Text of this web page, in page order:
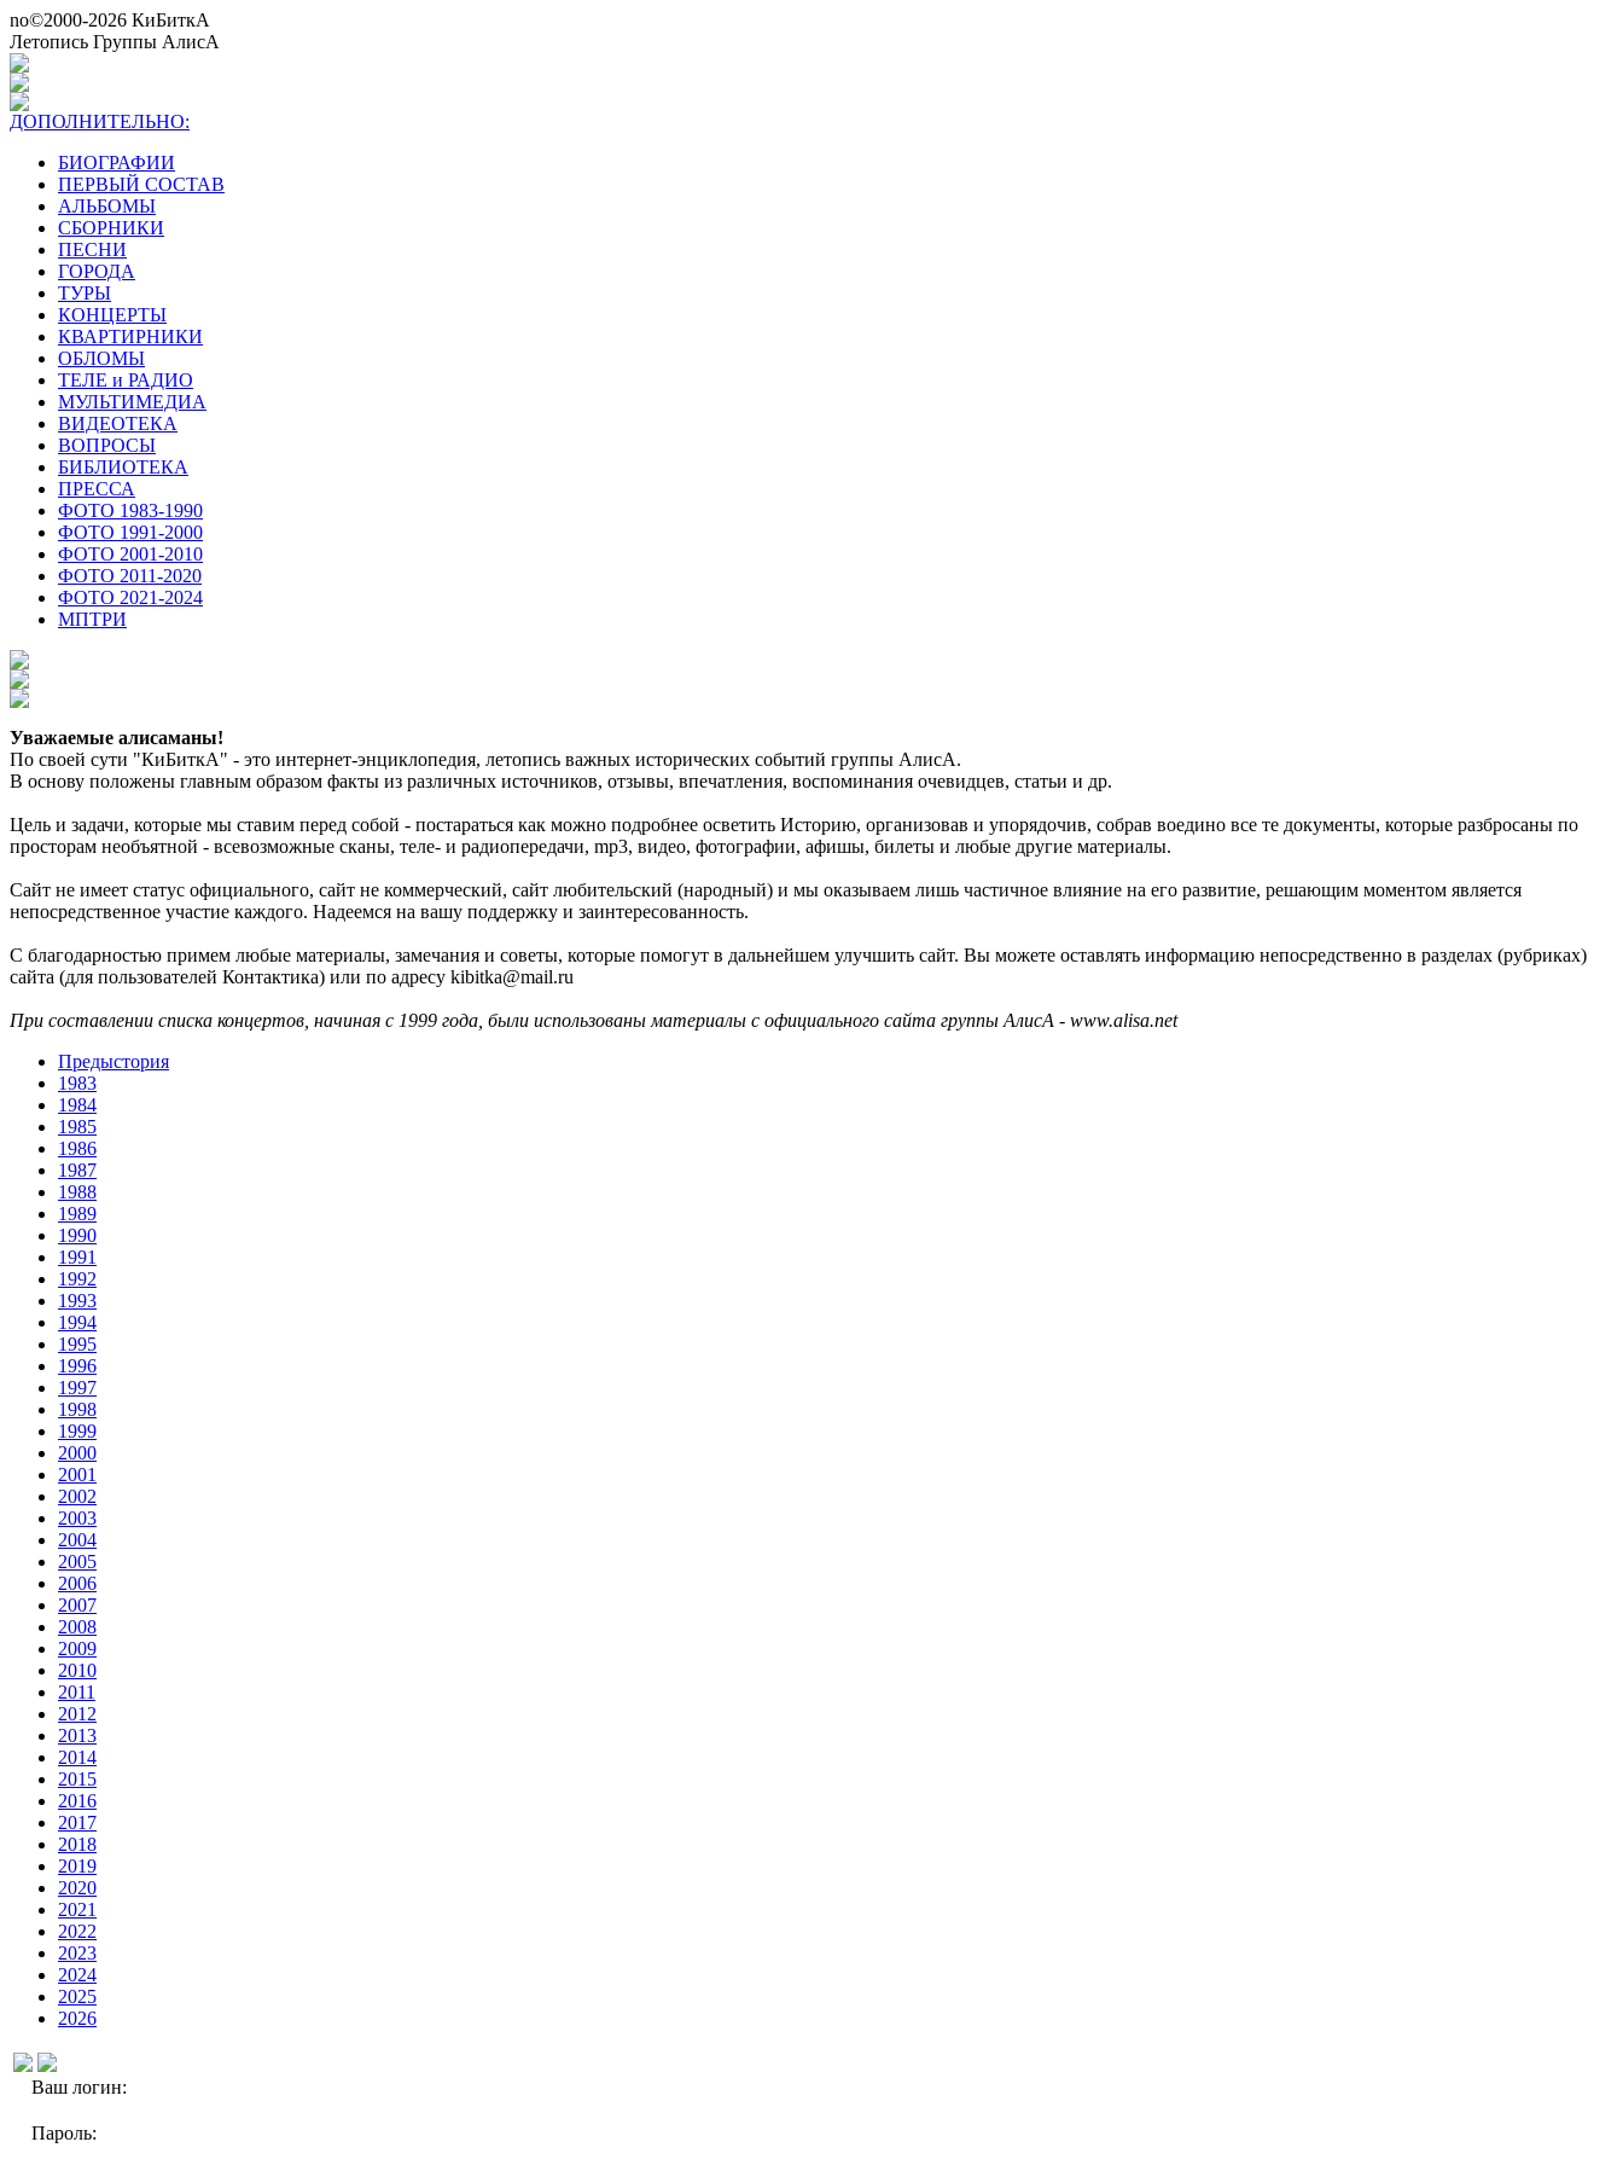
no©2000-2026 КиБиткА
Летопись Группы АлисА
ДОПОЛНИТЕЛЬНО:
БИОГРАФИИ
ПЕРВЫЙ СОСТАВ
АЛЬБОМЫ
СБОРНИКИ
ПЕСНИ
ГОРОДА
ТУРЫ
КОНЦЕРТЫ
КВАРТИРНИКИ
ОБЛОМЫ
ТЕЛЕ и РАДИО
МУЛЬТИМЕДИА
ВИДЕОТЕКА
ВОПРОСЫ
БИБЛИОТЕКА
ПРЕССА
ФОТО 1983-1990
ФОТО 1991-2000
ФОТО 2001-2010
ФОТО 2011-2020
ФОТО 2021-2024
МПТРИ
Уважаемые алисаманы!
По своей сути "КиБиткА" - это интернет-энциклопедия, летопись важных исторических событий группы АлисА.
В основу положены главным образом факты из различных источников, отзывы, впечатления, воспоминания очевидцев, статьи и др.
Цель и задачи, которые мы ставим перед собой - постараться как можно подробнее осветить Историю, организовав и упорядочив, собрав воедино все те документы, которые разбросаны по
просторам необъятной - всевозможные сканы, теле- и радиопередачи, mp3, видео, фотографии, афишы, билеты и любые другие материалы.
Сайт не имеет статус официального, сайт не коммерческий, сайт любительский (народный) и мы оказываем лишь частичное влияние на его развитие, решающим моментом является
непосредственное участие каждого. Надеемся на вашу поддержку и заинтересованность.
С благодарностью примем любые материалы, замечания и советы, которые помогут в дальнейшем улучшить сайт. Вы можете оставлять информацию непосредственно в разделах (рубриках)
сайта (для пользователей Контактика) или по адресу kibitka@mail.ru
При составлении списка концертов, начиная с 1999 года, были использованы материалы с официального сайта группы АлисА - www.alisa.net
Предыстория
1983
1984
1985
1986
1987
1988
1989
1990
1991
1992
1993
1994
1995
1996
1997
1998
1999
2000
2001
2002
2003
2004
2005
2006
2007
2008
2009
2010
2011
2012
2013
2014
2015
2016
2017
2018
2019
2020
2021
2022
2023
2024
2025
2026
Ваш логин:
Пароль: